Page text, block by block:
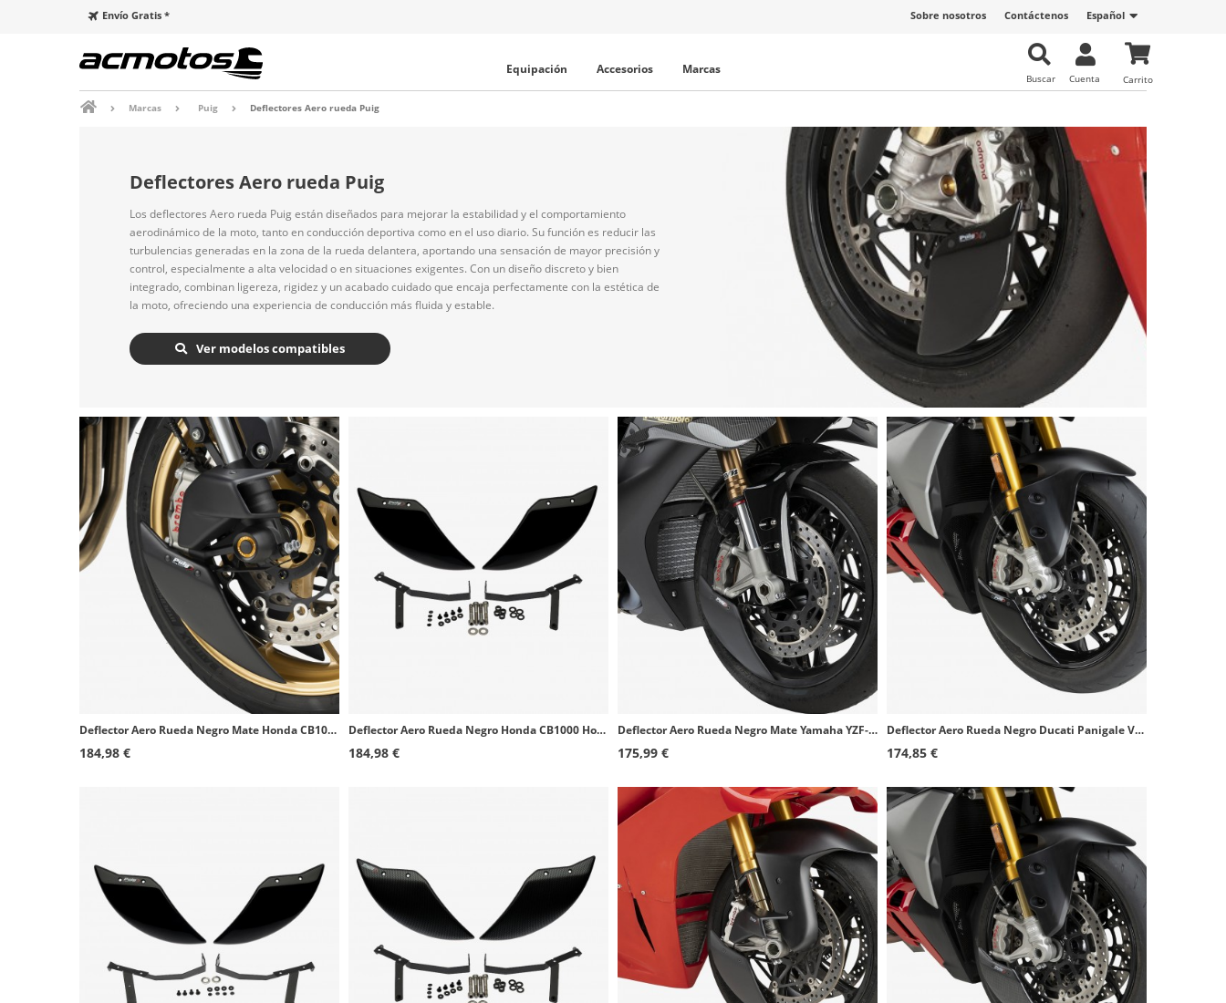
Español
Contáctenos
Sobre nosotros
Envío Gratis *
Carrito
Cuenta
Buscar
Equipación Accesorios Marcas
Marcas Puig Deflectores Aero rueda Puig
Deflectores Aero rueda Puig
Los deflectores Aero rueda Puig están diseñados para mejorar la estabilidad y el comportamiento
aerodinámico de la moto, tanto en conducción deportiva como en el uso diario. Su función es reducir las
turbulencias generadas en la zona de la rueda delantera, aportando una sensación de mayor precisión y
control, especialmente a alta velocidad o en situaciones exigentes. Con un diseño discreto y bien
integrado, combinan ligereza, rigidez y un acabado cuidado que encaja perfectamente con la estética de
la moto, ofreciendo una experiencia de conducción más fluida y estable.
Ver modelos compatibles
Deflector Aero Rueda Negro Mate Honda CB1000 Hornet (25-26) Puig 22666J
184,98 €
Deflector Aero Rueda Negro Honda CB1000 Hornet (25-26) Puig 22666N
184,98 €
Deflector Aero Rueda Negro Mate Yamaha YZF-R1 (25) Puig 22667J
175,99 €
Deflector Aero Rueda Negro Ducati Panigale V2 S, Streetfighter V2 (25-26) Puig 22742N
174,85 €